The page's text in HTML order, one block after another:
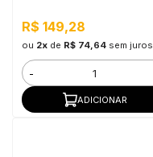
R$ 149,28
ou 2xde R$ 74,64 sem juros
-
ADICIONAR